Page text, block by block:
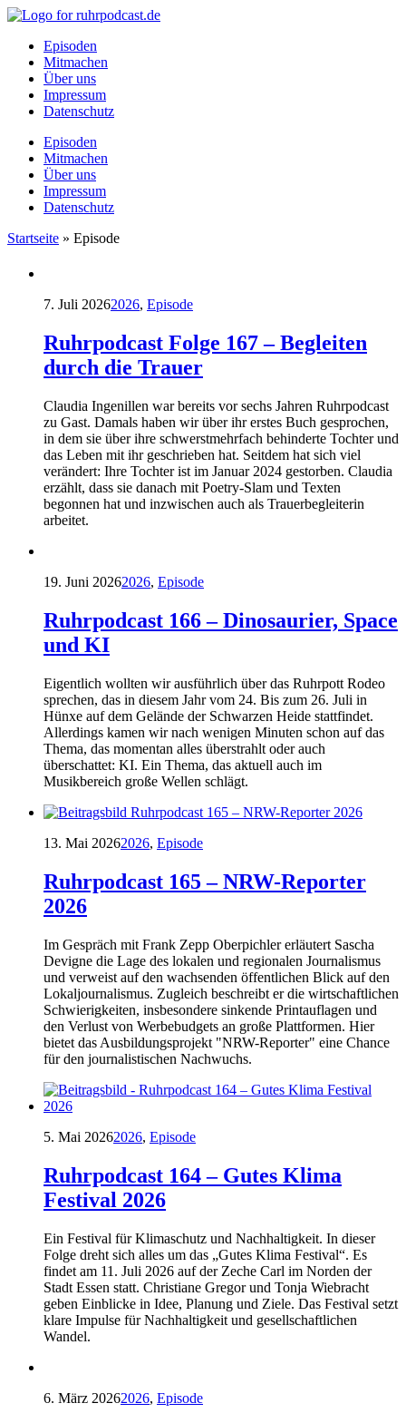
Episoden
Mitmachen
Über uns
Impressum
Datenschutz
Episoden
Mitmachen
Über uns
Impressum
Datenschutz
Startseite » Episode
7. Juli 20262026, Episode
Ruhrpodcast Folge 167 – Begleiten
durch die Trauer
Claudia Ingenillen war bereits vor sechs Jahren Ruhrpodcast
zu Gast. Damals haben wir über ihr erstes Buch gesprochen,
in dem sie über ihre schwerstmehrfach behinderte Tochter und
das Leben mit ihr geschrieben hat. Seitdem hat sich viel
verändert: Ihre Tochter ist im Januar 2024 gestorben. Claudia
erzählt, dass sie danach mit Poetry-Slam und Texten
begonnen hat und inzwischen auch als Trauerbegleiterin
arbeitet.
19. Juni 20262026, Episode
Ruhrpodcast 166 – Dinosaurier, Space
und KI
Eigentlich wollten wir ausführlich über das Ruhrpott Rodeo
sprechen, das in diesem Jahr vom 24. Bis zum 26. Juli in
Hünxe auf dem Gelände der Schwarzen Heide stattfindet.
Allerdings kamen wir nach wenigen Minuten schon auf das
Thema, das momentan alles überstrahlt oder auch
überschattet: KI. Ein Thema, das aktuell auch im
Musikbereich große Wellen schlägt.
13. Mai 20262026, Episode
Ruhrpodcast 165 – NRW-Reporter
2026
Im Gespräch mit Frank Zepp Oberpichler erläutert Sascha
Devigne die Lage des lokalen und regionalen Journalismus
und verweist auf den wachsenden öffentlichen Blick auf den
Lokaljournalismus. Zugleich beschreibt er die wirtschaftlichen
Schwierigkeiten, insbesondere sinkende Printauflagen und
den Verlust von Werbebudgets an große Plattformen. Hier
bietet das Ausbildungsprojekt "NRW-Reporter" eine Chance
für den journalistischen Nachwuchs.
5. Mai 20262026, Episode
Ruhrpodcast 164 – Gutes Klima
Festival 2026
Ein Festival für Klimaschutz und Nachhaltigkeit. In dieser
Folge dreht sich alles um das „Gutes Klima Festival“. Es
findet am 11. Juli 2026 auf der Zeche Carl im Norden der
Stadt Essen statt. Christiane Gregor und Tonja Wiebracht
geben Einblicke in Idee, Planung und Ziele. Das Festival setzt
klare Impulse für Nachhaltigkeit und gesellschaftlichen
Wandel.
6. März 20262026, Episode